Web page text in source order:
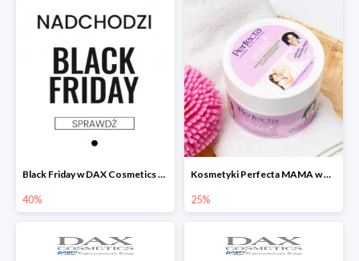
Black Friday w DAX Cosmetics do -40%
40%
Kosmetyki Perfecta MAMA w DAX Cosmetics -25%
25%